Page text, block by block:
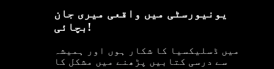
یونیورسٹی میں واقعی میری جان
بچائی!
میں ڈسلیکسیا کا شکار ہوں اور ہمیشہ
سے درسی کتابیں پڑھنے میں مشکل کا